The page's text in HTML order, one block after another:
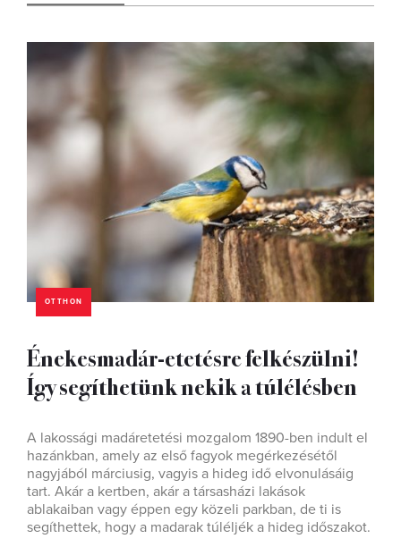
OTTHON
Énekesmadár-etetésre felkészülni!
Így segíthetünk nekik a túlélésben
A lakossági madáretetési mozgalom 1890-ben indult el
hazánkban, amely az első fagyok megérkezésétől
nagyjából márciusig, vagyis a hideg idő elvonulásáig
tart. Akár a kertben, akár a társasházi lakások
ablakaiban vagy éppen egy közeli parkban, de ti is
segíthettek, hogy a madarak túléljék a hideg időszakot.